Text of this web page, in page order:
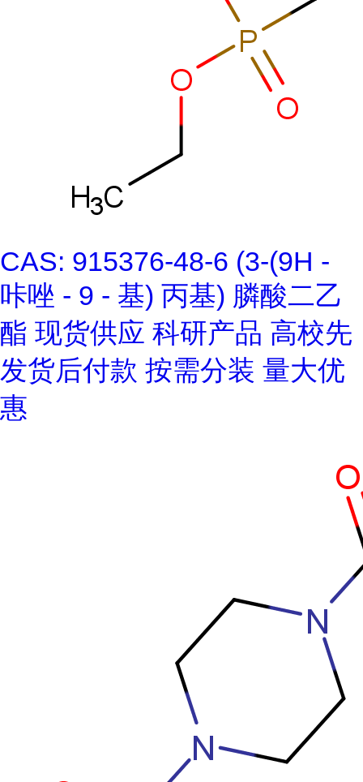
CAS: 915376-48-6 (3-(9H -
咔唑 - 9 - 基) 丙基) 膦酸二乙
酯 现货供应 科研产品 高校先
发货后付款 按需分装 量大优
惠